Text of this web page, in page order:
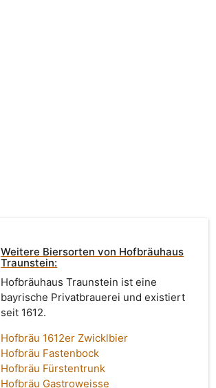
Weitere Biersorten von Hofbräuhaus
Traunstein:
Hofbräuhaus Traunstein ist eine
bayrische Privatbrauerei und existiert
seit 1612.
Hofbräu 1612er Zwicklbier
Hofbräu Fastenbock
Hofbräu Fürstentrunk
Hofbräu Gastroweisse